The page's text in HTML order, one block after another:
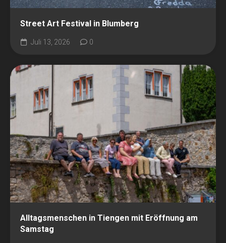
Street Art Festival in Blumberg
Juli 13, 2026 0
Alltagsmenschen in Tiengen mit Eröffnung am
Samstag